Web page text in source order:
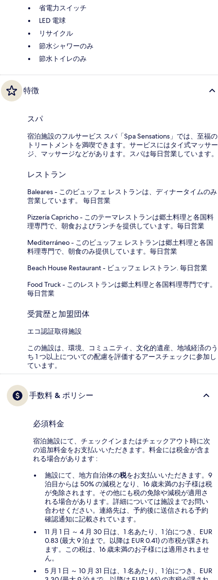
省電力スイッチ
LED 電球
リサイクル
節水シャワーのみ
節水トイレのみ
特徴
スパ
宿泊施設のフルサービス スパ「Spa Sensations」では、至福の
トリートメントを満喫できます。サービスにはタイ式マッサー
ジ、マッサージなどがあります。スパは毎日営業しています。
レストラン
Baleares - このビュッフェ レストランは、ディナータイムのみ
営業しています。 毎日営業
Pizzería Capricho - このテーマレストランは郷土料理と各国料
理専門で、朝食およびランチを提供しています。毎日営業
Mediterráneo - このビュッフェ レストランは郷土料理と各国
料理専門で、朝食のみ提供しています。毎日営業
Beach House Restaurant - ビュッフェ レストラン. 毎日営業
Food Truck - このレストランは郷土料理と各国料理専門です。
毎日営業
受賞歴と加盟団体
エコ認証取得施設
この施設は、環境、コミュニティ、文化的遺産、地域経済のう
ち 1 つ以上についての配慮を評価するアースチェックに参加し
ています。
手数料 & ポリシー
必須料金
宿泊施設にて、チェックインまたはチェックアウト時に次
の追加料金をお支払いいただきます。料金には税金が含ま
れる場合があります :
施設にて、地方自治体の税をお支払いいただきます。9
泊目からは 50% の減税となり、16 歳未満のお子様は税
が免除されます。その他にも税の免除や減税が適用さ
れる場合があります。詳細については施設までお問い
合わせください。連絡先は、予約後に送信される予約
確認通知に記載されています。
11 月 1 日 ～ 4 月 30 日は、1 名あたり、1 泊につき、EUR
0.83 (最大 9 泊まで。以降は EUR 0.41) の市税が課され
ます。この税は、16 歳未満のお子様には適用されませ
ん。
5 月 1 日 ～ 10 月 31 日は、1 名あたり、1 泊につき、EUR